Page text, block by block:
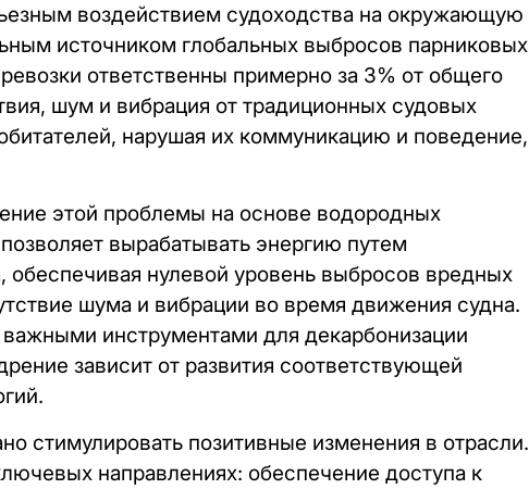
воздействием судоходства на окружающую
источником глобальных выбросов парниковых
ответственны примерно за 3% от общего
шум и вибрация от традиционных судовых
нарушая их коммуникацию и поведение,
этой проблемы на основе водородных
вырабатывать энергию путем
обеспечивая нулевой уровень выбросов вредных
шума и вибрации во время движения судна.
инструментами для декарбонизации
зависит от развития соответствующей
стимулировать позитивные изменения в отрасли.
направлениях: обеспечение доступа к